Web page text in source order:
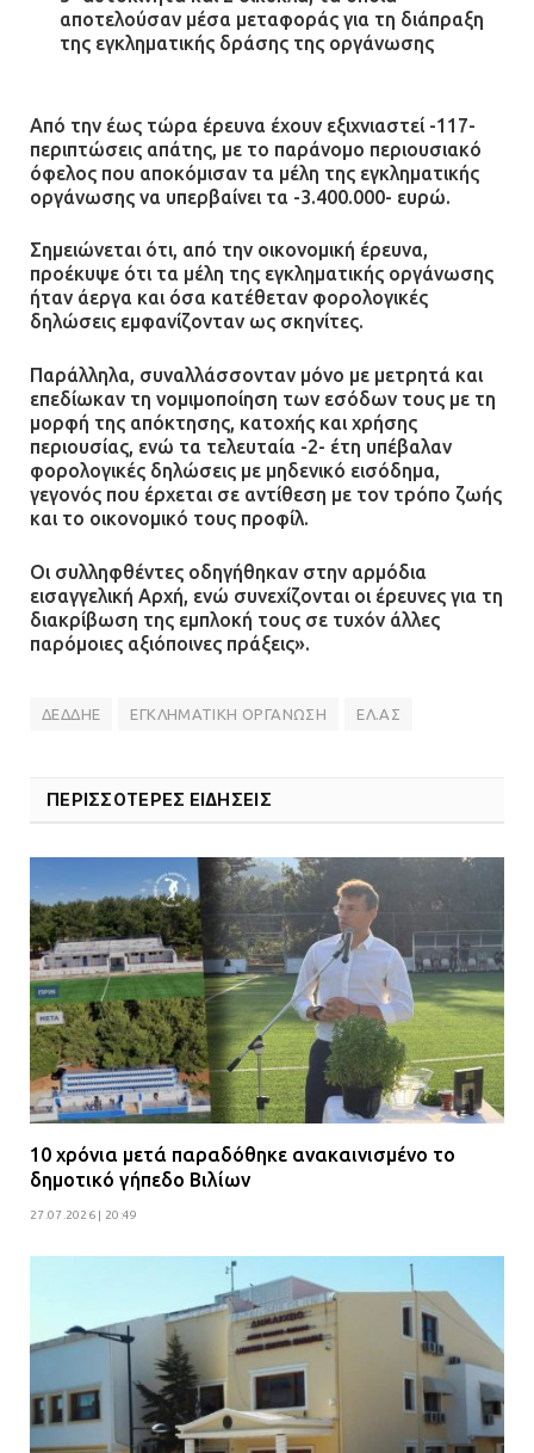
αποτελούσαν μέσα μεταφοράς για τη διάπραξη
της εγκληματικής δράσης της οργάνωσης
Από την έως τώρα έρευνα έχουν εξιχνιαστεί -117-
περιπτώσεις απάτης, με το παράνομο περιουσιακό
όφελος που αποκόμισαν τα μέλη της εγκληματικής
οργάνωσης να υπερβαίνει τα -3.400.000- ευρώ.
Σημειώνεται ότι, από την οικονομική έρευνα,
προέκυψε ότι τα μέλη της εγκληματικής οργάνωσης
ήταν άεργα και όσα κατέθεταν φορολογικές
δηλώσεις εμφανίζονταν ως σκηνίτες.
Παράλληλα, συναλλάσσονταν μόνο με μετρητά και
επεδίωκαν τη νομιμοποίηση των εσόδων τους με τη
μορφή της απόκτησης, κατοχής και χρήσης
περιουσίας, ενώ τα τελευταία -2- έτη υπέβαλαν
φορολογικές δηλώσεις με μηδενικό εισόδημα,
γεγονός που έρχεται σε αντίθεση με τον τρόπο ζωής
και το οικονομικό τους προφίλ.
Οι συλληφθέντες οδηγήθηκαν στην αρμόδια
εισαγγελική Αρχή, ενώ συνεχίζονται οι έρευνες για τη
διακρίβωση της εμπλοκή τους σε τυχόν άλλες
παρόμοιες αξιόποινες πράξεις».
ΔΕΔΔΗΕ ΕΓΚΛΗΜΑΤΙΚΗ ΟΡΓΑΝΩΣΗ ΕΛ.ΑΣ
ΠΕΡΙΣΣΟΤΕΡΕΣ ΕΙΔΗΣΕΙΣ
10 χρόνια μετά παραδόθηκε ανακαινισμένο το
δημοτικό γήπεδο Βιλίων
27.07.2026 | 20:49